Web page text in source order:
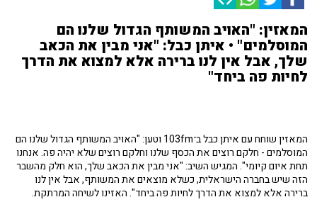
המאזין: "האויב המשותף הגדול שלנו הם
המוסלמים" • איתן כבל: "אני מבין את הכאב
שלך, אבל אין לנו ברירה אלא למצוא את הדרך
לחיות פה ביחד"
המאזין שוחח עם איתן כבל ב־103fm וטען: "האויב המשותף הגדול שלנו הם
המוסלמים - חלקם רוצים את הכסף שלנו וחלקם רוצים שלא יהיה פה. אנחנו
תחת איום קיומי". המגיש השיב: "אני מבין את הכאב שלך, הוא חלק מהשבר
הזה שיש בחברה הישראלית, כשלא מוצאים את המשותף, אבל אין לנו
ברירה אלא למצוא את הדרך לחיות פה ביחד". האזינו לשיחה המרתקת.